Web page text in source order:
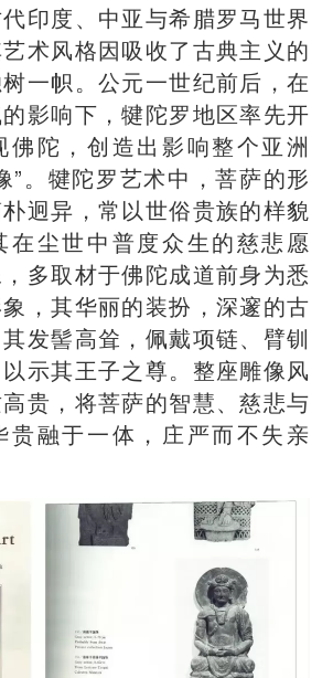
印度、中亚与希腊罗马世界
术风格因吸收了古典主义的
一帜。公元一世纪前后，在
影响下，犍陀罗地区率先开
佛陀，创造出影响整个亚洲
”。犍陀罗艺术中，菩萨的形
迥异，常以世俗贵族的样貌
在尘世中普度众生的慈悲愿
多取材于佛陀成道前身为悉
，其华丽的装扮，深邃的古
发髻高耸，佩戴项链、臂钏
示其王子之尊。整座雕像风
贵，将菩萨的智慧、慈悲与
贵融于一体，庄严而不失亲